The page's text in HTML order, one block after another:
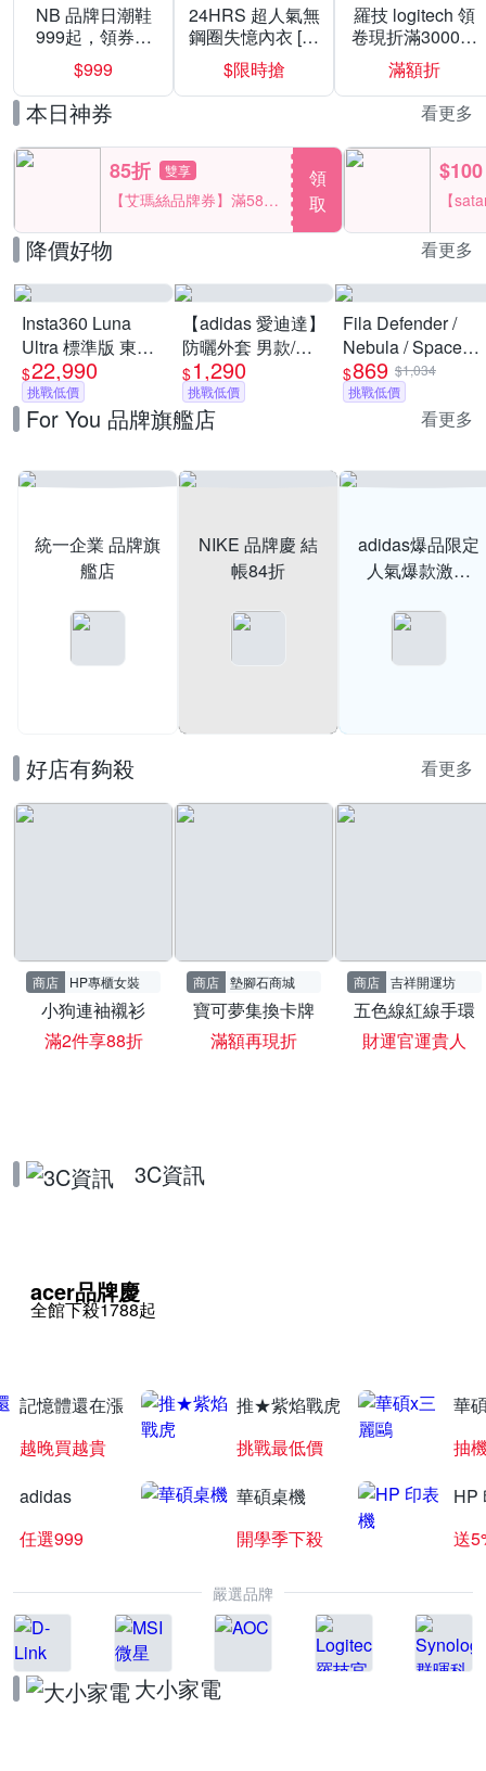
NB 品牌日潮鞋
999起，領券折
上折 最高回饋
40%
$999
24HRS 超人氣無
鋼圈失憶內衣 [熱
銷好評]
$限時搶
羅技 logitech 領
卷現折滿3000折
300
滿額折
本日神券 看更多
85折 雙享
【艾瑪絲品牌券】滿580
享85折！
領
取
$100
【
一件
降價好物 看更多
Insta360 Luna
Ultra 標準版 東城
代理商公司貨
$22,990
挑戰低價
【adidas 愛迪達】
防曬外套 男款/女
款 (多款任選)
$1,290
挑戰低價
Fila Defender /
Nebula / Space
Capsule 男女鞋 慢
跑鞋 運動 休閒 舒
適 透氣 緩震 (多款
$869 $1,034
挑戰低價
For You 品牌旗艦店 看更多
統一企業 品牌旗
艦店
NIKE 品牌慶 結
帳84折
adidas爆品限定
人氣爆款激降
好店有夠殺 看更多
商店 HP專櫃女裝
小狗連袖襯衫
滿2件享88折
商店 墊腳石商城
寶可夢集換卡牌
滿額再現折
商店 吉祥開運坊
五色線紅線手環
財運官運貴人
3C資訊
acer品牌慶
全館下殺1788起
記憶體還在漲
越晚買越貴
推★紫焰戰虎
挑戰最低價
華
抽
adidas
任選999
華碩桌機
開學季下殺
HP
送
嚴選品牌
大小家電